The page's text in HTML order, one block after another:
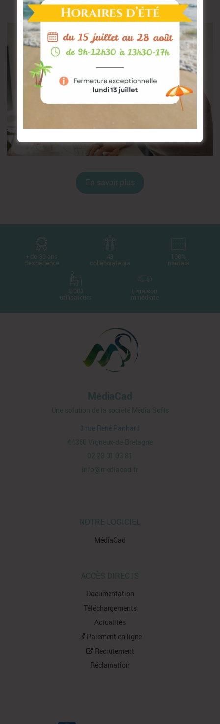
ou par téléphone.
En savoir plus
+ de 30 ans
d'expérience
43
collaborateurs
100%
nantais
8 000
utilisateurs
Livraison
immédiate
MédiaCad
Une solution de la société Média Softs
3 rue René Panhard
44360 Vigneux-de-Bretagne
02 28 01 03 81
info@mediacad.fr
NOTRE LOGICIEL
MédiaCad
ACCÈS DIRECTS
Documentation
Téléchargements
Actualités
Paiement en ligne
Recrutement
Réclamation